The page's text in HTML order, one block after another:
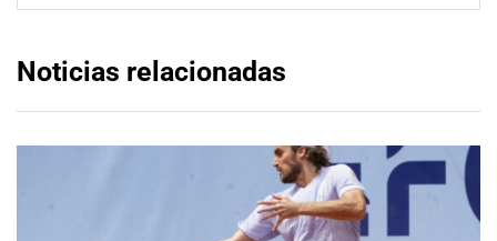
Noticias relacionadas